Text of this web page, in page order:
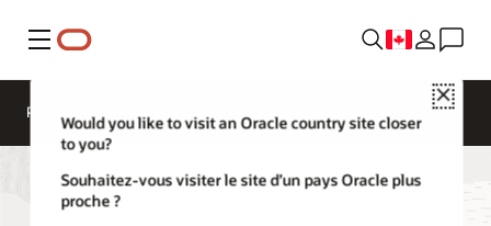
Menu
Close
Would you like to visit an Oracle country site closer
to you?
Souhaitez-vous visiter le site d’un pays Oracle plus
proche ?
Présentation